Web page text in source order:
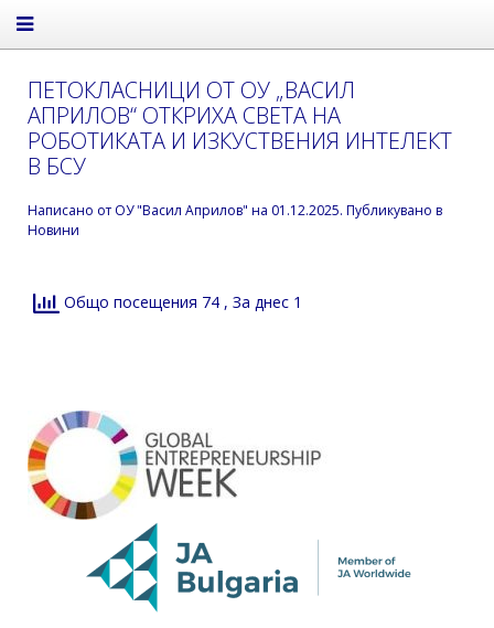
ПЕТОКЛАСНИЦИ ОТ ОУ „ВАСИЛ
АПРИЛОВ“ ОТКРИХА СВЕТА НА
РОБОТИКАТА И ИЗКУСТВЕНИЯ ИНТЕЛЕКТ
В БСУ
Написано от ОУ "Васил Априлов" на 01.12.2025. Публикувано в
Новини
Общо посещения 74 , За днес 1